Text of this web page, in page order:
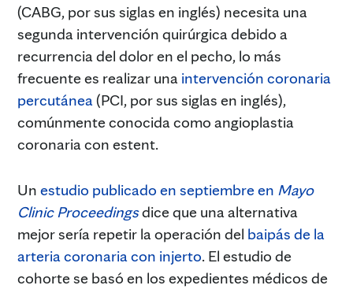
(CABG, por sus siglas en inglés) necesita una
segunda intervención quirúrgica debido a
recurrencia del dolor en el pecho, lo más
frecuente es realizar una intervención coronaria
percutánea(PCI, por sus siglas en inglés),
comúnmente conocida como angioplastia
coronaria con estent.
Un estudio publicado en septiembre en Mayo
Clinic Proceedingsdice que una alternativa
mejor sería repetir la operación del baipás de la
arteria coronaria con injerto. El estudio de
cohorte se basó en los expedientes médicos de